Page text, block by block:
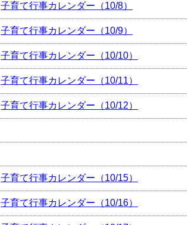
子育て行事カレンダー（10/8）
子育て行事カレンダー（10/9）
子育て行事カレンダー（10/10）
子育て行事カレンダー（10/11）
子育て行事カレンダー（10/12）
子育て行事カレンダー（10/15）
子育て行事カレンダー（10/16）